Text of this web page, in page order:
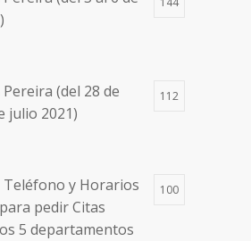
Teléfono y Horarios
pedir Citas
5 departamentos
de Boyacá,
Occidente y Unión
(del 28 de
julio 2021)
112
Teléfono y Horarios
pedir Citas
5 departamentos
100